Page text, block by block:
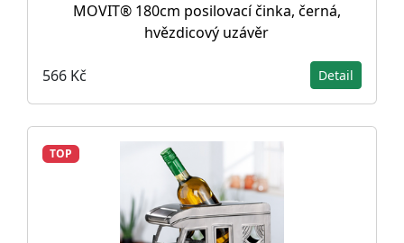
MOVIT® 180cm posilovací činka, černá,
hvězdicový uzávěr
566 Kč Detail
TOP